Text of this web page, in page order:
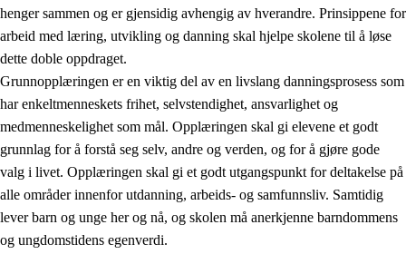
2. Prinsipper for læring, utvikling og danning
2.1 Sosial læring og utvikling
2.2 Kompetanse i fagene
henger sammen og er gjensidig avhengig av hverandre. Prinsippene for
arbeid med læring, utvikling og danning skal hjelpe skolene til å løse
dette doble oppdraget.
Grunnopplæringen er en viktig del av en livslang danningsprosess som
har enkeltmenneskets frihet, selvstendighet, ansvarlighet og
medmenneskelighet som mål. Opplæringen skal gi elevene et godt
grunnlag for å forstå seg selv, andre og verden, og for å gjøre gode
valg i livet. Opplæringen skal gi et godt utgangspunkt for deltakelse på
alle områder innenfor utdanning, arbeids- og samfunnsliv. Samtidig
lever barn og unge her og nå, og skolen må anerkjenne barndommens
og ungdomstidens egenverdi.